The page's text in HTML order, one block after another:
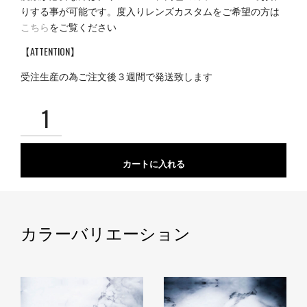
りする事が可能です。度入りレンズカスタムをご希望の方は
こちらをご覧ください
【ATTENTION】
受注生産の為ご注文後３週間で発送致します
カートに入れる
カラーバリエーション